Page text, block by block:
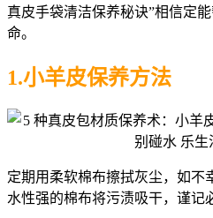
真皮手袋清洁保养秘诀”相信定
命。
1.小羊皮保养方法
定期用柔软棉布擦拭灰尘，如不
水性强的棉布将污渍吸干，谨记